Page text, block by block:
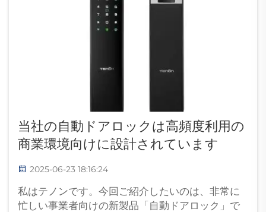
当社の自動ドアロックは高頻度利用の
商業環境向けに設計されています
2025-06-23 18:16:24
私はテノンです。今回ご紹介したいのは、非常に
忙しい事業者向けの新製品「自動ドアロック」で